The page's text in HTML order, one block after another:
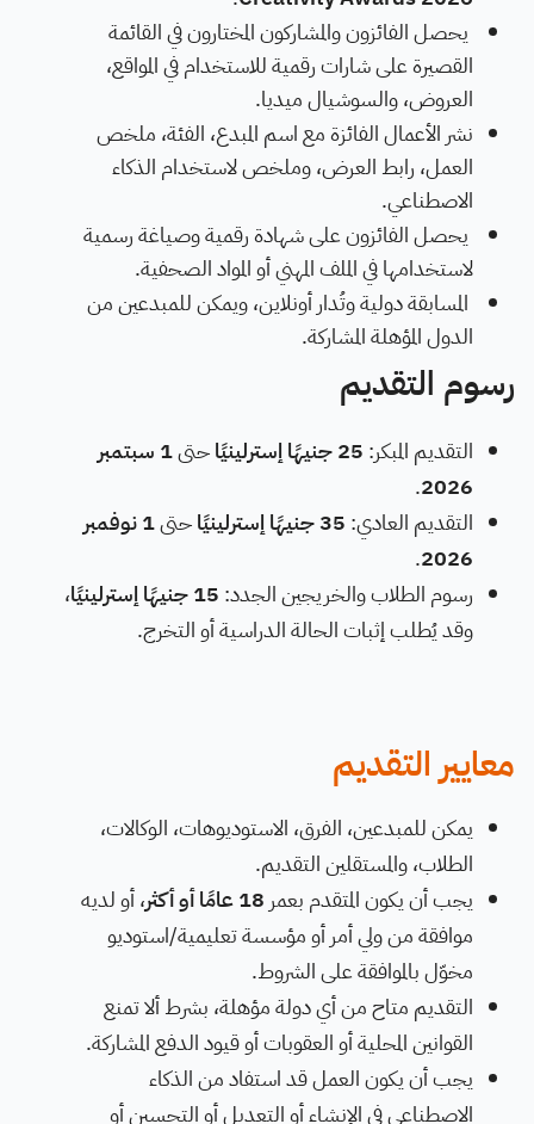
يحصل الفائزون والمشاركون المختارون في القائمة
القصيرة على شارات رقمية للاستخدام في المواقع،
العروض، والسوشيال ميديا.
نشر الأعمال الفائزة مع اسم المبدع، الفئة، ملخص
العمل، رابط العرض، وملخص لاستخدام الذكاء
الاصطناعي.
يحصل الفائزون على شهادة رقمية وصياغة رسمية
لاستخدامها في الملف المهني أو المواد الصحفية.
المسابقة دولية وتُدار أونلاين، ويمكن للمبدعين من
الدول المؤهلة المشاركة.
رسوم التقديم
التقديم المبكر: 25 جنيهًا إسترلينيًا حتى
1 سبتمبر
2026
.
التقديم العادي: 35 جنيهًا إسترلينيًا حتى
1 نوفمبر
2026
.
رسوم الطلاب والخريجين الجدد: 15 جنيهًا إسترلينيًا
،
وقد يُطلب إثبات الحالة الدراسية أو التخرج.
معايير التقديم
يمكن للمبدعين، الفرق، الاستوديوهات، الوكالات،
الطلاب، والمستقلين التقديم.
يجب أن يكون المتقدم بعمر 18 عامًا أو أكثر
، أو لديه
موافقة من ولي أمر أو مؤسسة تعليمية/استوديو
مخوّل بالموافقة على الشروط.
التقديم متاح من أي دولة مؤهلة، بشرط ألا تمنع
القوانين المحلية أو العقوبات أو قيود الدفع المشاركة.
يجب أن يكون العمل قد استفاد من الذكاء
الاصطناعي في الإنشاء أو التعديل أو التحسين أو